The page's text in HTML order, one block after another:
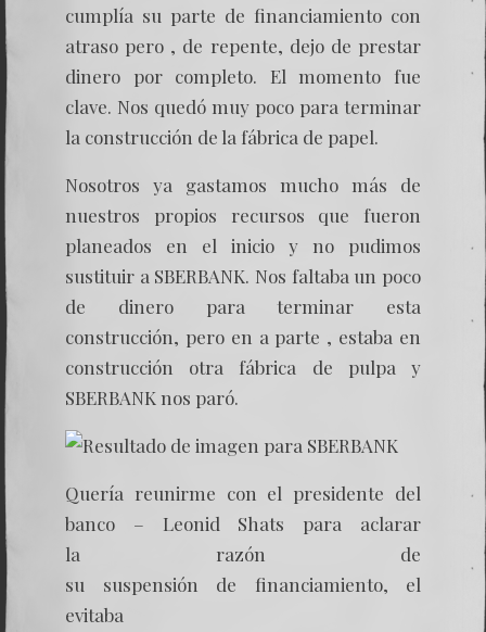
cumplía su parte de financiamiento con
atraso pero , de repente, dejo de prestar
dinero por completo. El momento fue
clave. Nos quedó muy poco para terminar
la construcción de la fábrica de papel.
Nosotros ya gastamos mucho más de
nuestros propios recursos que fueron
planeados en el inicio y no pudimos
sustituir a SBERBANK. Nos faltaba un poco
de dinero para terminar esta
construcción, pero en a parte , estaba en
construcción otra fábrica de pulpa y
SBERBANK nos paró.
Quería reunirme con el presidente del
banco – Leonid Shats para aclarar
la razón de
su suspensión de financiamiento, el
evitaba